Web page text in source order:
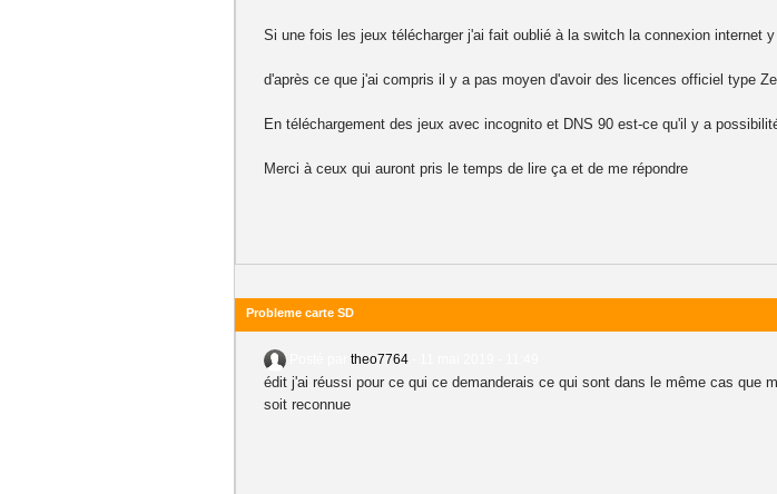
Si une fois les jeux télécharger j'ai fait oublié à la switch la connexion internet
d'après ce que j'ai compris il y a pas moyen d'avoir des licences officiel type
En téléchargement des jeux avec incognito et DNS 90 est-ce qu'il y a
Merci à ceux qui auront pris le temps de lire ça et de me répondre
Probleme carte SD
theo7764
édit j'ai réussi pour ce qui ce demanderais ce qui sont dans le même cas que
soit reconnue